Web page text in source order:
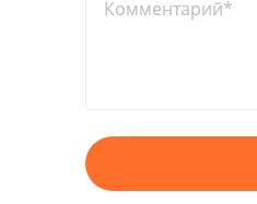
Комментарий*